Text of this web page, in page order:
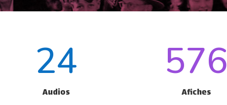
24
Audios
576
Afiches